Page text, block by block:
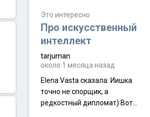
комплектации составляет
около 845 г. Палатка весит
менее
южной тайги
Это интересно
Про искусственный
интеллект
tarjuman
около 1 месяца назад
Elena Vasta сказалa: Иишка
точно не спорщик, а
редкостный дипломат) Вот,